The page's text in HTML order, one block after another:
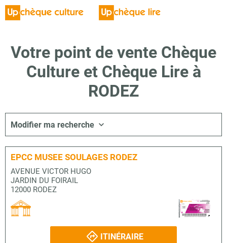
Votre point de vente Chèque
Culture et Chèque Lire à
RODEZ
Modifier ma recherche
EPCC MUSEE SOULAGES RODEZ
AVENUE VICTOR HUGO
JARDIN DU FOIRAIL
12000 RODEZ
ITINÉRAIRE